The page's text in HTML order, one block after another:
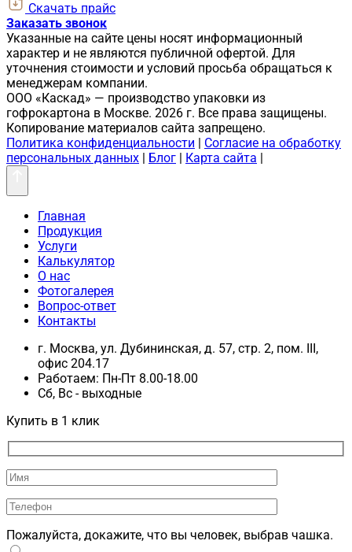
Скачать прайс
Заказать звонок
Указанные на сайте цены носят информационный
характер и не являются публичной офертой. Для
уточнения стоимости и условий просьба обращаться к
менеджерам компании.
ООО «Каскад» — производство упаковки из
гофрокартона в Москве. 2026 г. Все права защищены.
Копирование материалов сайта запрещено.
Политика конфиденциальности
Согласие на обработку
персональных данных
Блог Карта сайта
Главная
Продукция
Услуги
Калькулятор
О нас
Фотогалерея
Вопрос-ответ
Контакты
г. Москва, ул. Дубининская, д. 57, стр. 2, пом. III,
офис 204.17
Работаем: Пн-Пт 8.00-18.00
Сб, Вс - выходные
Купить в 1 клик
Пожалуйста, докажите, что вы человек, выбрав чашка.